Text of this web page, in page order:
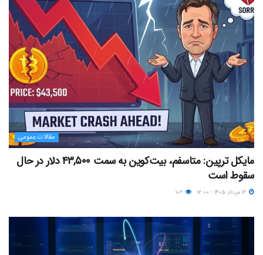
مقالات عمومی
مایکل ترپین: متاسفم، بیت‌کوین به سمت ۴۳,۵۰۰ دلار در حال
سقوط است